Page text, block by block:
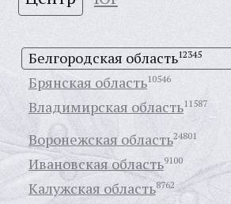
Белгородская область12345
Брянская область10546
Владимирская область11587
Воронежская область24801
Ивановская область9100
Калужская область8762